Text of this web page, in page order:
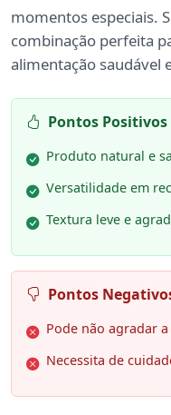
momentos especiais.
combinação perfeita
alimentação saudável
Pontos Positivos
Produto natural e
Versatilidade em
Textura leve e
Pontos
Pode não agradar
Necessita de